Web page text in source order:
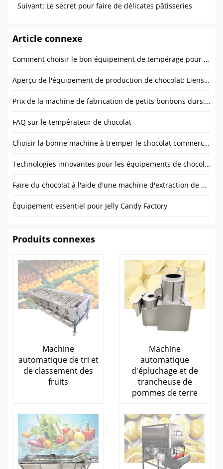
Rationaliser votre ligne de production
Suivant: Le secret pour faire de délicates pâtisseries
Article connexe
Comment choisir le bon équipement de tempérage pour votre production de chocolat?
Aperçu de l'équipement de production de chocolat: Liens et fonctions clés
Prix ​​de la machine de fabrication de petits bonbons durs: Un choix judicieux pour les start-ups alimentaires
FAQ sur le températeur de chocolat
Choisir la bonne machine à tremper le chocolat commerciale: Facteurs clés
Technologies innovantes pour les équipements de chocolat
Faire du chocolat à l'aide d'une machine d'extraction de beurre de cacao
Équipement essentiel pour Jelly Candy Factory
Produits connexes
Machine
automatique de tri et
de classement des
fruits
Machine
automatique
d'épluchage et de
trancheuse de
pommes de terre